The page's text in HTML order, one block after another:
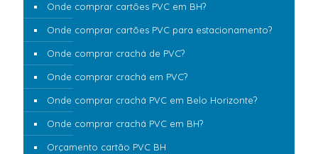
Onde comprar cartões PVC em BH?
Onde comprar cartões PVC para estacionamento?
Onde comprar crachá de PVC?
Onde comprar crachá em PVC?
Onde comprar crachá PVC em Belo Horizonte?
Onde comprar crachá PVC em BH?
Orçamento cartão PVC BH